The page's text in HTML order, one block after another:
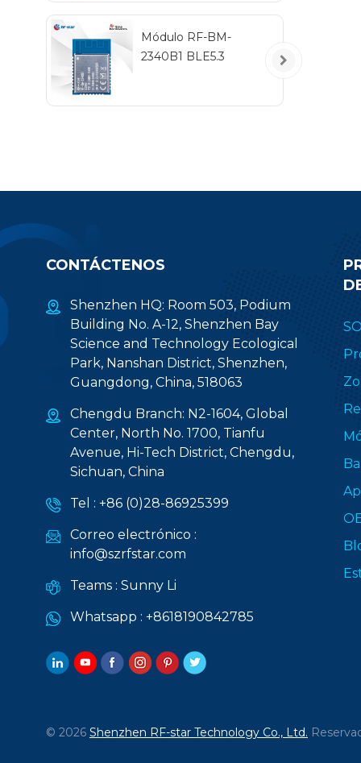
Módulo RF-BM-
2340B1 BLE5.3
CONTÁCTENOS
Shenzhen HQ: Room 503, Podium
Building No. A-12, Shenzhen Bay
Science and Technology Ecological
Park, Nanshan District, Shenzhen,
Guangdong, China, 518063
Chengdu Branch: N2-1604, Global
Center, North No. 1700, Tianfu
Avenue, Hi-Tech District, Chengdu,
Sichuan, China
Tel : +86 (0)28-86925399
Correo electrónico :
info@szrfstar.com
Teams : Sunny Li
Whatsapp : +8618190842785
© 2026 Shenzhen RF-star Technology Co., Ltd.